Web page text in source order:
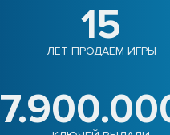
15
ЛЕТ ПРОДАЕМ ИГРЫ